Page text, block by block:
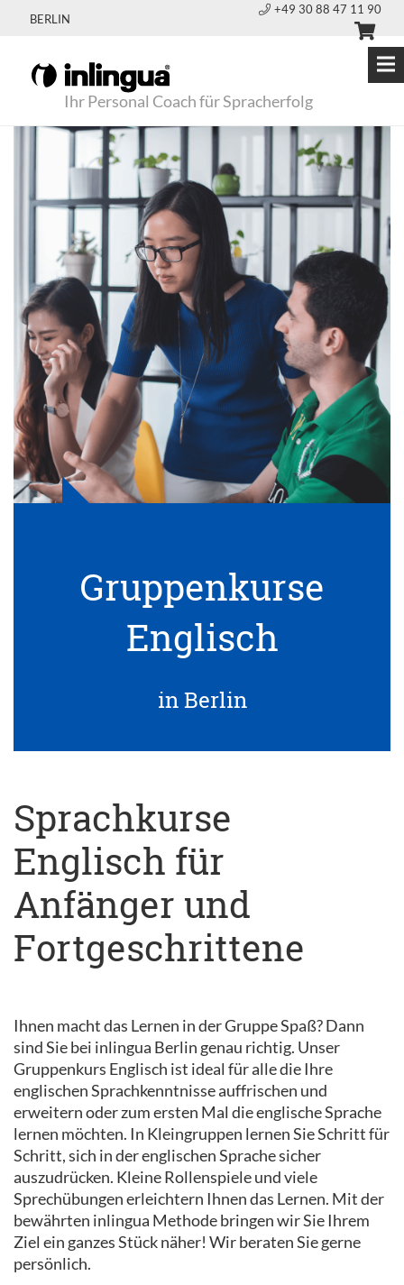
BERLIN
+49 30 88 47 11 90
Ihr Personal Coach für Spracherfolg
Gruppenkurse
Englisch
in Berlin
Sprachkurse
Englisch für
Anfänger und
Fortgeschrittene
Ihnen macht das Lernen in der Gruppe Spaß? Dann
sind Sie bei inlingua Berlin genau richtig. Unser
Gruppenkurs Englisch ist ideal für alle die Ihre
englischen Sprachkenntnisse auffrischen und
erweitern oder zum ersten Mal die englische Sprache
lernen möchten. In Kleingruppen lernen Sie Schritt für
Schritt, sich in der englischen Sprache sicher
auszudrücken. Kleine Rollenspiele und viele
Sprechübungen erleichtern Ihnen das Lernen. Mit der
bewährten inlingua Methode bringen wir Sie Ihrem
Ziel ein ganzes Stück näher! Wir beraten Sie gerne
persönlich.